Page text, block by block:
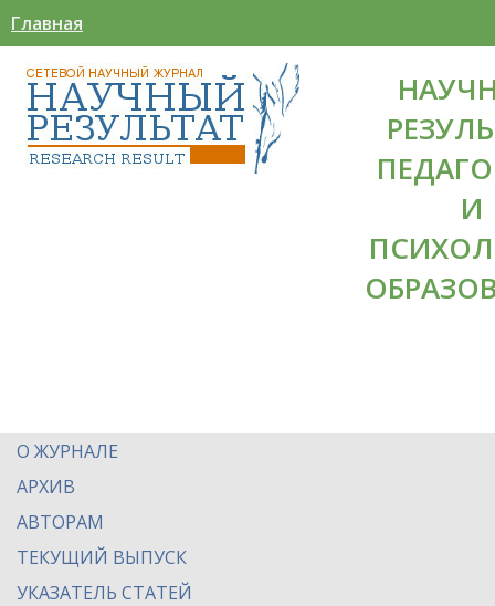
Главная
И
О ЖУРНАЛЕ
АРХИВ
АВТОРАМ
ТЕКУЩИЙ ВЫПУСК
УКАЗАТЕЛЬ СТАТЕЙ